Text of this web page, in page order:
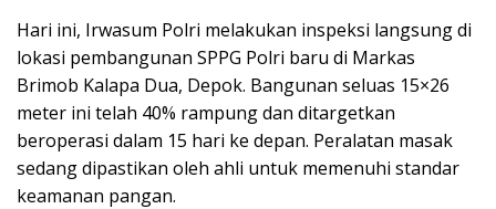
Hari ini, Irwasum Polri melakukan inspeksi langsung di
lokasi pembangunan SPPG Polri baru di Markas
Brimob Kalapa Dua, Depok. Bangunan seluas 15×26
meter ini telah 40% rampung dan ditargetkan
beroperasi dalam 15 hari ke depan. Peralatan masak
sedang dipastikan oleh ahli untuk memenuhi standar
keamanan pangan.